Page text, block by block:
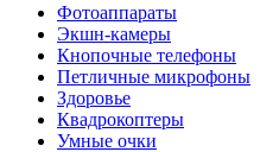
Фотоаппараты
Экшн-камеры
Кнопочные телефоны
Петличные микрофоны
Здоровье
Квадрокоптеры
Умные очки